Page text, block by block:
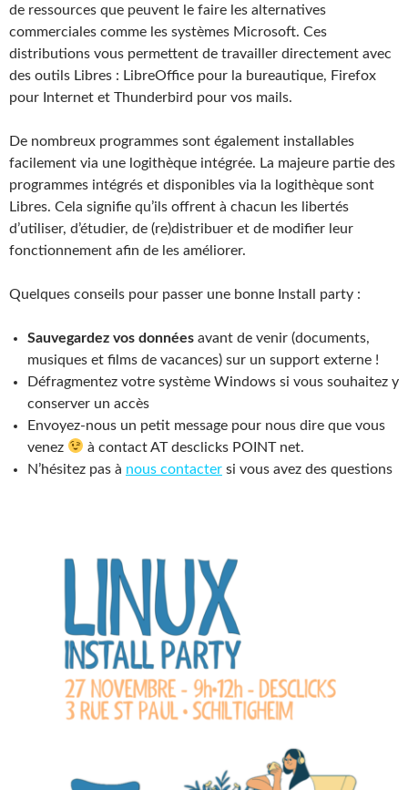
de ressources que peuvent le faire les alternatives
commerciales comme les systèmes Microsoft. Ces
distributions vous permettent de travailler directement avec
des outils Libres : LibreOffice pour la bureautique, Firefox
pour Internet et Thunderbird pour vos mails.
De nombreux programmes sont également installables
facilement via une logithèque intégrée. La majeure partie des
programmes intégrés et disponibles via la logithèque sont
Libres. Cela signifie qu’ils offrent à chacun les libertés
d’utiliser, d’étudier, de (re)distribuer et de modifier leur
fonctionnement afin de les améliorer.
Quelques conseils pour passer une bonne Install party :
Sauvegardez vos données avant de venir (documents,
musiques et films de vacances) sur un support externe !
Défragmentez votre système Windows si vous souhaitez y
conserver un accès
Envoyez-nous un petit message pour nous dire que vous
venez
à contact AT desclicks POINT net.
N’hésitez pas à nous contacter si vous avez des questions